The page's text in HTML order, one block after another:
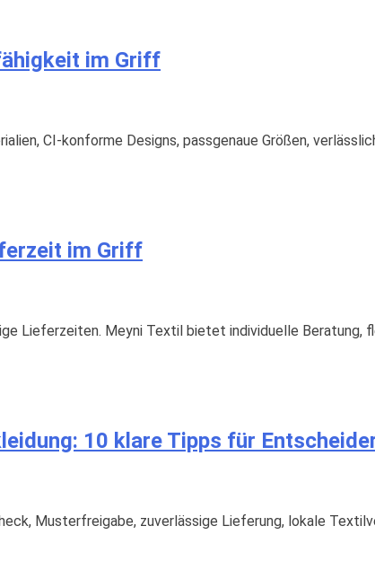
im Griff
CI-konforme Designs, passgenaue Größen,
im Griff
Lieferzeiten. Meyni Textil bietet individuelle Beratung,
10 klare Tipps für
Musterfreigabe, zuverlässige Lieferung, lokale